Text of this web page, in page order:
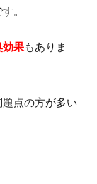
。
効果もありま
点の方が多い